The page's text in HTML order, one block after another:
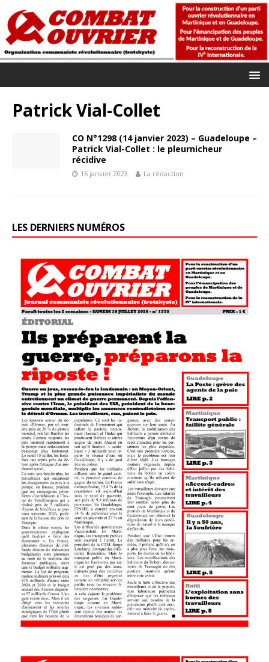
Patrick Vial-Collet
CO N°1298 (14 janvier 2023) – Guadeloupe –
Patrick Vial-Collet : le pleurnicheur
récidive
15 janvier 2023 La rédaction
LES DERNIERS NUMÉROS